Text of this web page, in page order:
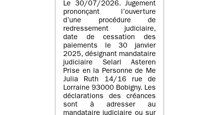
Le 30/07/2026. Jugement
prononçant l’ouverture
d’une procédure de
redressement judiciaire,
date de cessation des
paiements le 30 janvier
2025, désignant mandataire
judiciaire Selarl Asteren
Prise en la Personne de Me
Julia Ruth 14/16 rue de
Lorraine 93000 Bobigny. Les
déclarations des créances
sont à adresser au